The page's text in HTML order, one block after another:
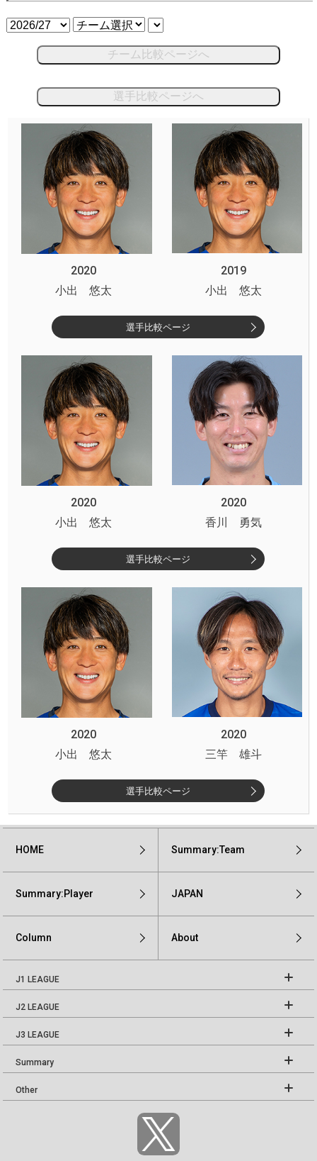
チーム比較ページへ
選手比較ページへ
2020
2019
小出 悠太
小出 悠太
選手比較ページ
2020
2020
小出 悠太
香川 勇気
選手比較ページ
2020
2020
小出 悠太
三竿 雄斗
選手比較ページ
HOME Summary:Team
Summary:Player JAPAN
Column About
J1 LEAGUE
J2 LEAGUE
J3 LEAGUE
Summary
Other